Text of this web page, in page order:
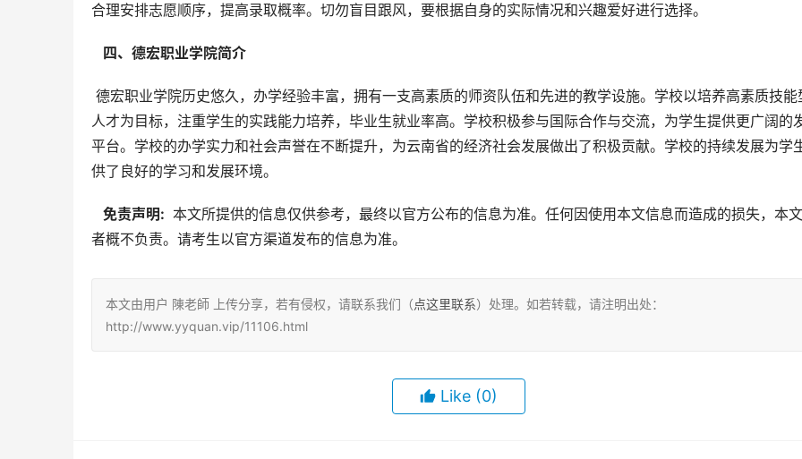
合理安排志愿顺序，提高录取概率。切勿盲目跟风，要根据自身的实际情况和兴趣爱好进行选择。
  四、德宏职业学院简介
人才为目标，注重学生的实践能力培养，毕业生就业率高。学校积极参与国际合作与交流，为学生提供更广阔的
平台。学校的办学实力和社会声誉在不断提升，为云南省的经济社会发展做出了积极贡献。学校的持续发展为学
供了良好的学习和发展环境。
  免责声明:
本文所提供的信息仅供参考，最终以官方公布的信息为准。任何因使用本文信息而造成的损失，本
者概不负责。请考生以官方渠道发布的信息为准。
本文由用户 陳老師 上传分享，若有侵权，请联系我们（点这里联系）处理。如若转载，请注明出处：
http://www.yyquan.vip/11106.html
Like (0)